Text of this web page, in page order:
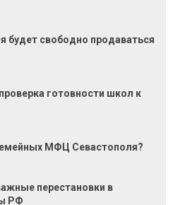
будет свободно продаваться
готовности школ к
МФЦ Севастополя?
перестановки в
РФ